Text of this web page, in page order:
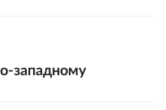
западному